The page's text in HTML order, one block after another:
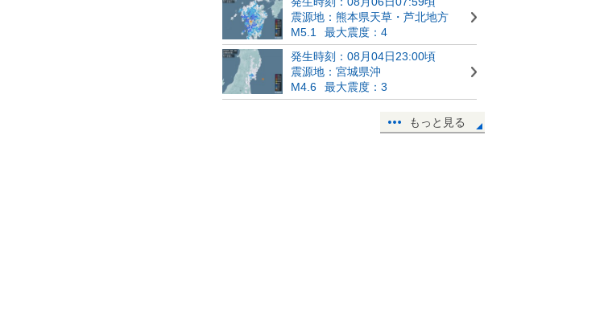
震源地：熊本県天草・芦北地方
M5.1
最大震度：4
発生時刻：08月04日23:00頃
震源地：宮城県沖
M4.6
最大震度：3
もっと見る